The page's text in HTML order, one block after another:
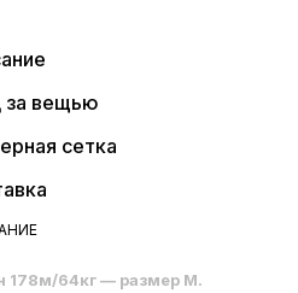
за вещью
сетка
178м/64кг — размер M.